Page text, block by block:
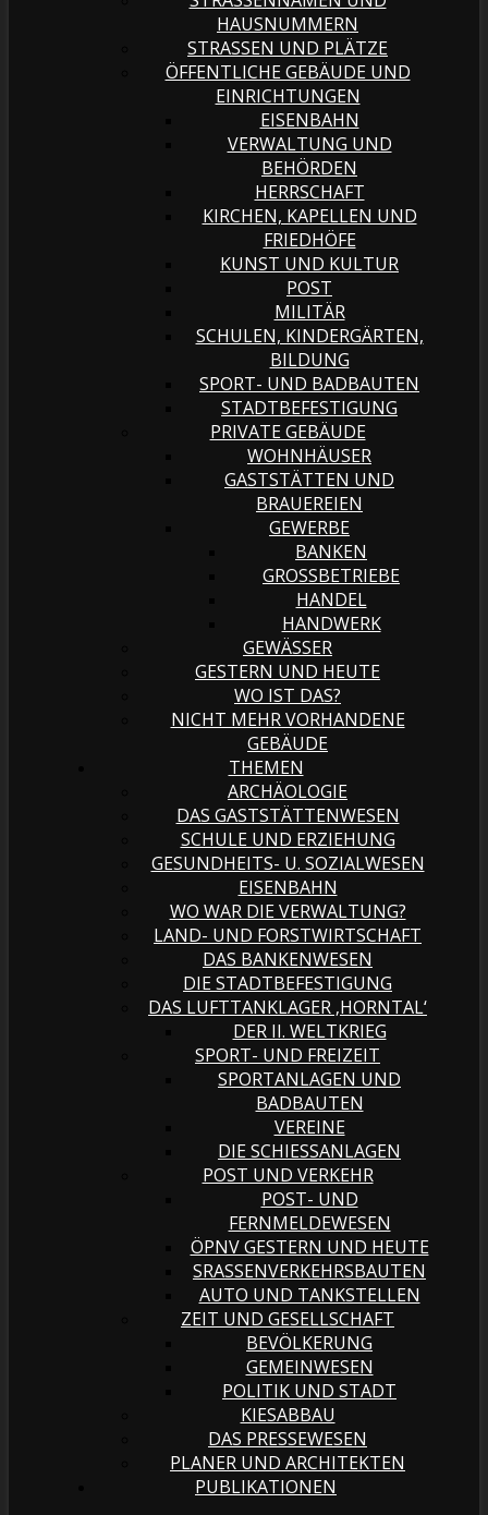
AUSNUMMERN
STRASSEN UND PLÄTZE
ÖFFENTLICHE GEBÄUDE UND
EINRICHTUNGEN
EISENBAHN
VERWALTUNG UND
BEHÖRDEN
HERRSCHAFT
KIRCHEN, KAPELLEN UND
FRIEDHÖFE
KUNST UND KULTUR
POST
MILITÄR
SCHULEN, KINDERGÄRTEN,
BILDUNG
SPORT- UND BADBAUTEN
STADTBEFESTIGUNG
PRIVATE GEBÄUDE
WOHNHÄUSER
GASTSTÄTTEN UND
BRAUEREIEN
GEWERBE
BANKEN
GROSSBETRIEBE
HANDEL
HANDWERK
GEWÄSSER
GESTERN UND HEUTE
WO IST DAS?
NICHT MEHR VORHANDENE
GEBÄUDE
THEMEN
ARCHÄOLOGIE
DAS GASTSTÄTTENWESEN
SCHULE UND ERZIEHUNG
GESUNDHEITS- U. SOZIALWESEN
EISENBAHN
WO WAR DIE VERWALTUNG?
LAND- UND FORSTWIRTSCHAFT
DAS BANKENWESEN
DIE STADTBEFESTIGUNG
DAS LUFTTANKLAGER ‚HORNTAL‘
DER II. WELTKRIEG
SPORT- UND FREIZEIT
SPORTANLAGEN UND
BADBAUTEN
VEREINE
DIE SCHIESSANLAGEN
POST UND VERKEHR
POST- UND
FERNMELDEWESEN
ÖPNV GESTERN UND HEUTE
SRASSENVERKEHRSBAUTEN
AUTO UND TANKSTELLEN
ZEIT UND GESELLSCHAFT
BEVÖLKERUNG
GEMEINWESEN
POLITIK UND STADT
KIESABBAU
DAS PRESSEWESEN
PLANER UND ARCHITEKTEN
PUBLIKATIONEN